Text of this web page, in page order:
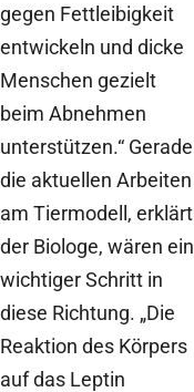
gegen Fettleibigkeit
entwickeln und dicke
Menschen gezielt
beim Abnehmen
unterstützen.“ Gerade
die aktuellen Arbeiten
am Tiermodell, erklärt
der Biologe, wären ein
wichtiger Schritt in
diese Richtung. „Die
Reaktion des Körpers
auf das Leptin